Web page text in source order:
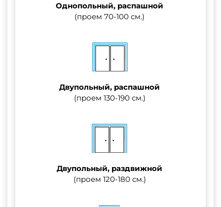
Однопольный, распашной
(проем 70-100 см.)
Двупольный, распашной
(проем 130-190 см.)
Двупольный, раздвижной
(проем 120-180 см.)